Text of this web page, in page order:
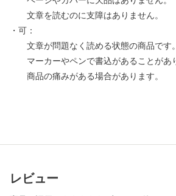
文章を読むのに支障はありません。
・可：
文章が問題なく読める状態の商品です。
マーカーやペンで書込があることがあ
商品の痛みがある場合があります。
レビュー